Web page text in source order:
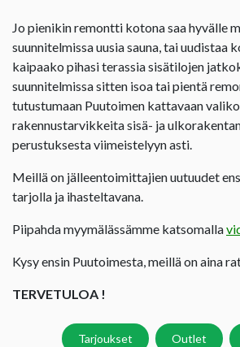
Jo pienikin remontti kotona saa hyvälle
suunnitelmissa uusia sauna, tai uudistaa
kaipaako pihasi terassia sisätilojen
suunnitelmissa sitten isoa tai pientä
tutustumaan Puutoimen kattavaan
rakennustarvikkeita sisä- ja
perustuksesta viimeistelyyn asti.
Meillä on jälleentoimittajien uutuudet
tarjolla ja ihasteltavana.
Piipahda myymälässämme katsomalla
Kysy ensin Puutoimesta, meillä on aina
TERVETULOA !
Tarjoukset Outlet